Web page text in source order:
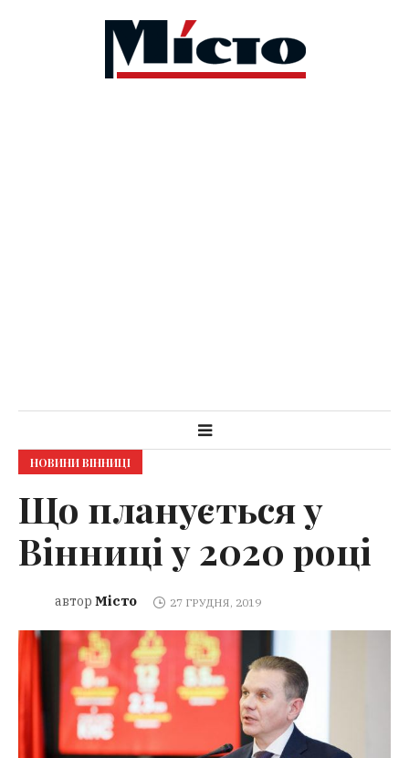
НОВИНИ ВІННИЦІ
Що планується у
Вінниці у 2020 році
автор Місто 27 ГРУДНЯ, 2019